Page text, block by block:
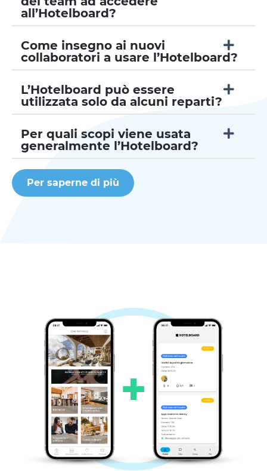
all’Hotelboard?
Come insegno ai nuovi
collaboratori a usare l’Hotelboard?
L’Hotelboard può essere
utilizzata solo da alcuni reparti?
Per quali scopi viene usata
generalmente l’Hotelboard?
Per saperne di più